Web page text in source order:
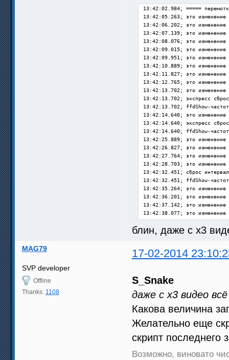
13:42:02.984; =====
13:42:05.263; это изменение
13:42:06.202; это изменение
13:42:07.139; это изменение
13:42:08.076; это изменение
13:42:09.015; это изменение
13:42:09.951; это
13:42:10.889; это
13:42:11.827; это
13:42:12.765; это
13:42:13.702; это
13:42:13.702; экспресс
13:42:13.702; ffdShow-
13:42:14.640; это изменение
13:42:14.640; экспресс
13:42:14.640; ffdShow-
13:42:25.889; это изменение
13:42:26.827; это изменение
13:42:27.764; это изменение
13:42:28.703; это изменение
13:42:32.451; сброс
13:42:32.451; ffdShow-
13:42:35.264; это изменение
13:42:36.201; это
13:42:37.142; это изменение
13:42:38.077; это изменение
13:42:39.016; это
13:42:39.952; это изменение
13:42:40.889; это
13:42:43.702; это
13:42:51.202; это изменение
13:42:51.202; экспресс сброс
13:42:51.202; ffdShow-
13:43:03.389; это изменение
13:43:05.265; экспресс сброс
13:43:05.266; ffdShow-
13:43:27.388; RefreshSVP
13:43:27.390; =====
блин, даже с x3
MAG79 17-02-2014
SVP developer
Offline
Thanks: 1108
S_Snake
даже с x3 видео
Какова величина
Желательно еще
скрипт последнего
Возможно, виновато